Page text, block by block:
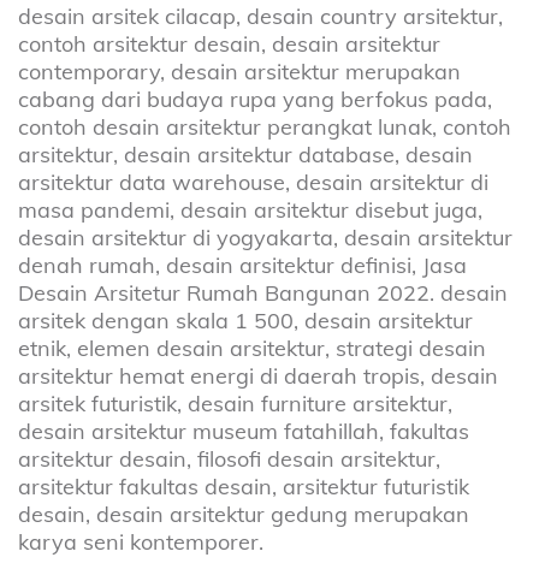
desain arsitek cilacap, desain country arsitektur,
contoh arsitektur desain, desain arsitektur
contemporary, desain arsitektur merupakan
cabang dari budaya rupa yang berfokus pada,
contoh desain arsitektur perangkat lunak, contoh
arsitektur, desain arsitektur database, desain
arsitektur data warehouse, desain arsitektur di
masa pandemi, desain arsitektur disebut juga,
desain arsitektur di yogyakarta, desain arsitektur
denah rumah, desain arsitektur definisi, Jasa
Desain Arsitetur Rumah Bangunan 2022. desain
arsitek dengan skala 1 500, desain arsitektur
etnik, elemen desain arsitektur, strategi desain
arsitektur hemat energi di daerah tropis, desain
arsitek futuristik, desain furniture arsitektur,
desain arsitektur museum fatahillah, fakultas
arsitektur desain, filosofi desain arsitektur,
arsitektur fakultas desain, arsitektur futuristik
desain, desain arsitektur gedung merupakan
karya seni kontemporer.